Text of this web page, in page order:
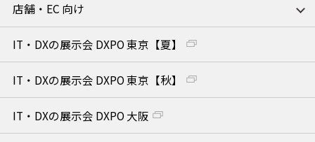
店舗・EC 向け
IT・DXの展示会 DXPO 東京【夏】
IT・DXの展示会 DXPO 東京【秋】
IT・DXの展示会 DXPO 大阪